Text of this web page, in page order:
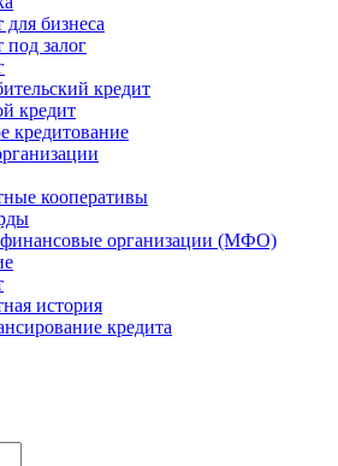
для бизнеса
под залог
кредит
кредит
кредитование
кооперативы
организации (МФО)
история
кредита